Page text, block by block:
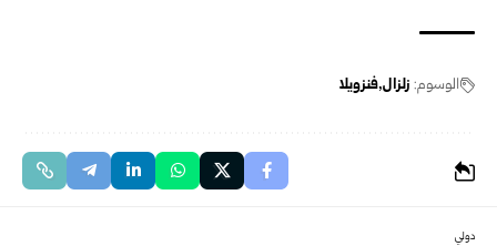
الوسوم: زلزال فنزويلا‏‏
دولي